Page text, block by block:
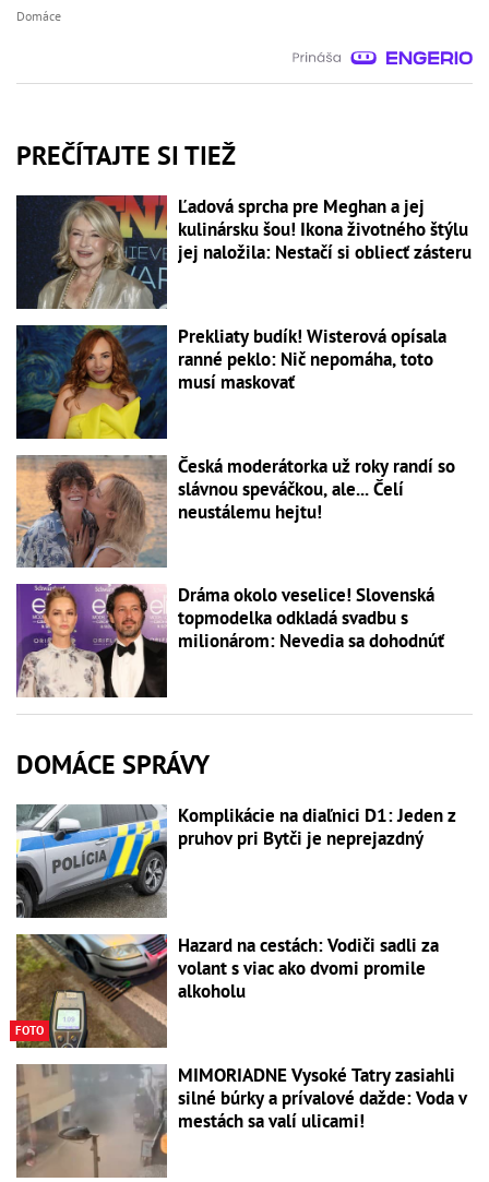
Domáce
PREČÍTAJTE SI TIEŽ
Ľadová sprcha pre Meghan a jej
kulinársku šou! Ikona životného štýlu
jej naložila: Nestačí si obliecť zásteru
Prekliaty budík! Wisterová opísala
ranné peklo: Nič nepomáha, toto
musí maskovať
Česká moderátorka už roky randí so
slávnou speváčkou, ale... Čelí
neustálemu hejtu!
Dráma okolo veselice! Slovenská
topmodelka odkladá svadbu s
milionárom: Nevedia sa dohodnúť
DOMÁCE SPRÁVY
Komplikácie na diaľnici D1: Jeden z
pruhov pri Bytči je neprejazdný
FOTO
Hazard na cestách: Vodiči sadli za
volant s viac ako dvomi promile
alkoholu
MIMORIADNE Vysoké Tatry zasiahli
silné búrky a prívalové dažde: Voda v
mestách sa valí ulicami!